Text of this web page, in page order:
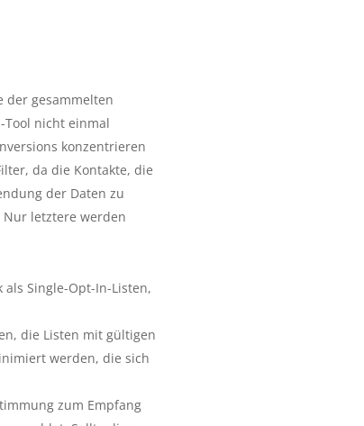
der gesammelten
Tool nicht einmal
konzentrieren
da die Kontakte, die
der Daten zu
letztere werden
Single-Opt-In-Listen,
die Listen mit gültigen
werden, die sich
zum Empfang